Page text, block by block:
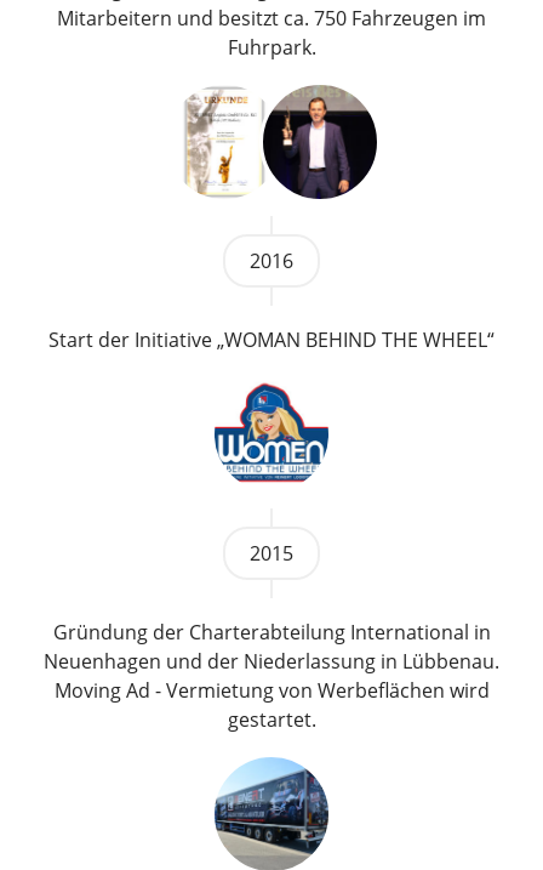
Mitarbeitern und besitzt ca. 750 Fahrzeugen im
Fuhrpark.
2016
Start der Initiative „WOMAN BEHIND THE WHEEL“
2015
Gründung der Charterabteilung International in
Neuenhagen und der Niederlassung in Lübbenau.
Moving Ad - Vermietung von Werbeflächen wird
gestartet.